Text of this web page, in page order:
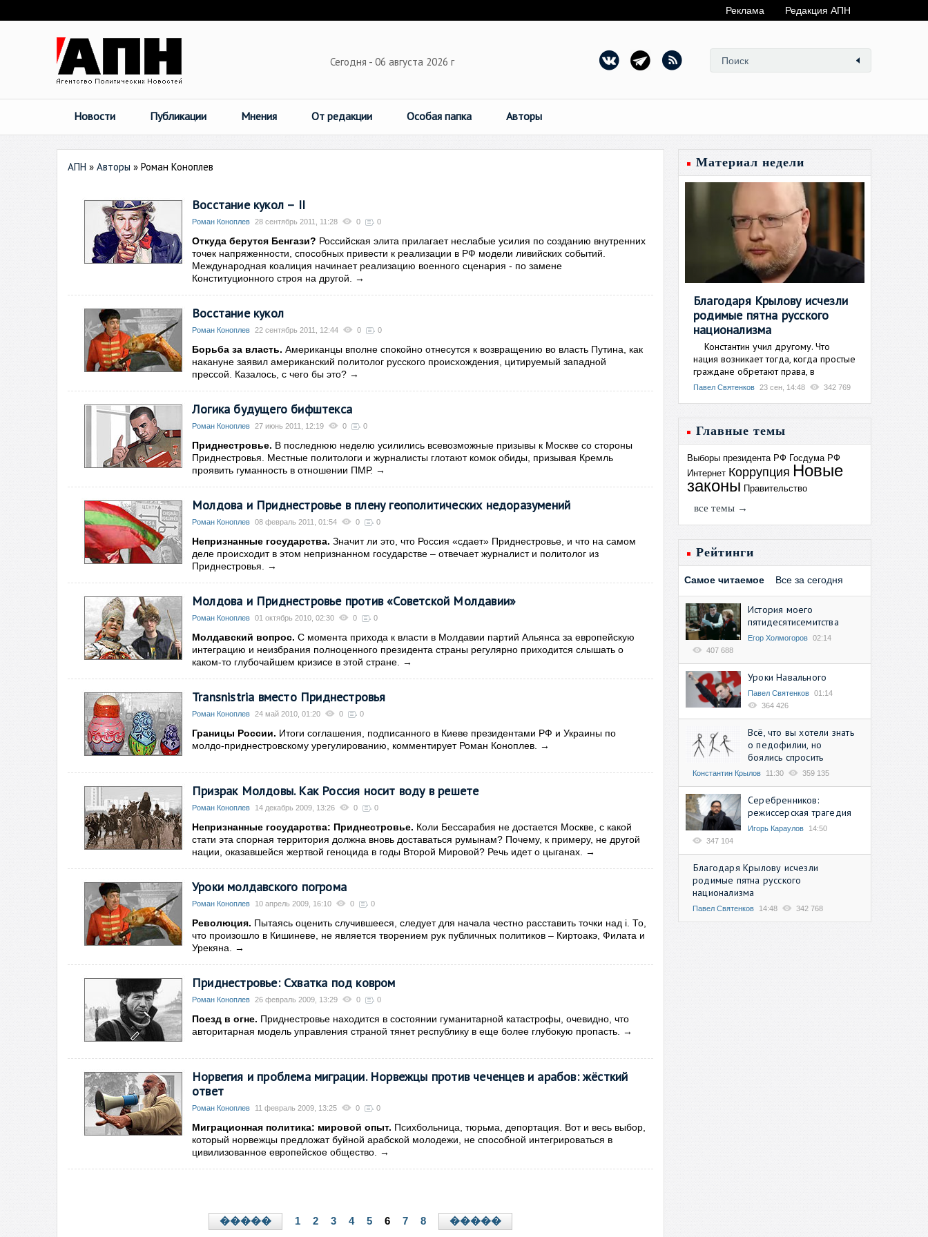
Реклама Редакция АПН
Сегодня - 06 августа 2026 г
Новости Публикации Мнения От редакции Особая папка Авторы
АПН » Авторы » Роман Коноплев
Восстание кукол – II
Роман Коноплев 28 сентябрь 2011, 11:28 0 0
Откуда берутся Бенгази? Российская элита прилагает неслабые усилия по созданию внутренних
точек напряженности, способных привести к реализации в РФ модели ливийских событий.
Международная коалиция начинает реализацию военного сценария - по замене
Конституционного строя на другой.
→
Восстание кукол
Роман Коноплев 22 сентябрь 2011, 12:44 0 0
Борьба за власть. Американцы вполне спокойно отнесутся к возвращению во власть Путина, как
накануне заявил американский политолог русского происхождения, цитируемый западной
прессой. Казалось, с чего бы это? →
Логика будущего бифштекса
Роман Коноплев 27 июнь 2011, 12:19 0 0
Приднестровье. В последнюю неделю усилились всевозможные призывы к Москве со стороны
Приднестровья. Местные политологи и журналисты глотают комок обиды, призывая Кремль
проявить гуманность в отношении ПМР. →
Молдова и Приднестровье в плену геополитических недоразумений
Роман Коноплев 08 февраль 2011, 01:54 0 0
Непризнанные государства. Значит ли это, что Россия «сдает» Приднестровье, и что на самом
деле происходит в этом непризнанном государстве – отвечает журналист и политолог из
Приднестровья.
→
Молдова и Приднестровье против «Советской Молдавии»
Роман Коноплев 01 октябрь 2010, 02:30 0 0
Молдавский вопрос. С момента прихода к власти в Молдавии партий Альянса за европейскую
интеграцию и неизбрания полноценного президента страны регулярно приходится слышать о
каком-то глубочайшем кризисе в этой стране.
→
Transnistria вместо Приднестровья
Роман Коноплев 24 май 2010, 01:20 0 0
Границы России. Итоги соглашения, подписанного в Киеве президентами РФ и Украины по
молдо-приднестровскому урегулированию, комментирует Роман Коноплев.
→
Призрак Молдовы. Как Россия носит воду в решете
Роман Коноплев 14 декабрь 2009, 13:26 0 0
Непризнанные государства: Приднестровье. Коли Бессарабия не достается Москве, с какой
стати эта спорная территория должна вновь доставаться румынам? Почему, к примеру, не другой
нации, оказавшейся жертвой геноцида в годы Второй Мировой? Речь идет о цыганах.
→
Уроки молдавского погрома
Роман Коноплев 10 апрель 2009, 16:10 0 0
Революция. Пытаясь оценить случившееся, следует для начала честно расставить точки над i. То,
что произошло в Кишиневе, не является творением рук публичных политиков – Киртоакэ, Филата и
Урекяна.
→
Приднестровье: Схватка под ковром
Роман Коноплев 26 февраль 2009, 13:29 0 0
Поезд в огне. Приднестровье находится в состоянии гуманитарной катастрофы, очевидно, что
авторитарная модель управления страной тянет республику в еще более глубокую пропасть.
→
Норвегия и проблема миграции. Норвежцы против чеченцев и арабов: жёсткий
ответ
Роман Коноплев 11 февраль 2009, 13:25 0 0
Миграционная политика: мировой опыт. Психбольница, тюрьма, депортация. Вот и весь выбор,
который норвежцы предложат буйной арабской молодежи, не способной интегрироваться в
цивилизованное европейское общество.
→
����� 1 2 3 4 5 6 7 8 �����
Материал недели
Благодаря Крылову исчезли
родимые пятна русского
национализма
Константин учил другому. Что
нация возникает тогда, когда простые
граждане обретают права, в
Павел Святенков 23 сен, 14:48 342 769
Главные темы
Выборы президента РФ Госдума РФ
Интернет Коррупция Новые
законы Правительство
все темы →
Рейтинги
Самое читаемое Все за сегодня
История моего
пятидесятисемитства
Егор Холмогоров 02:14
407 688
Уроки Навального
Павел Святенков 01:14
364 426
Всё, что вы хотели знать
о педофилии, но
боялись спросить
Константин Крылов 11:30 359 135
Серебренников:
режиссерская трагедия
Игорь Караулов
14:50
347 104
Благодаря Крылову исчезли
родимые пятна русского
национализма
Павел Святенков 14:48 342 768